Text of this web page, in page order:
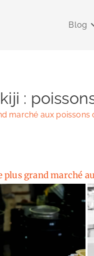
Blog
:
marché aux poissons
grand marché